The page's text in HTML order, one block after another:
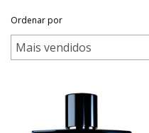
Ordenar por